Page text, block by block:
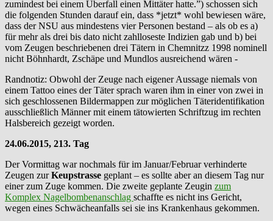
zumindest bei einem Überfall einen Mittäter hatte.”) schossen sich
die folgenden Stunden darauf ein, dass *jetzt* wohl bewiesen wäre,
dass der NSU aus mindestens vier Personen bestand – als ob es a)
für mehr als drei bis dato nicht zahlloseste Indizien gab und b) bei
vom Zeugen beschriebenen drei Tätern in Chemnitzz 1998 nominell
nicht Böhnhardt, Zschäpe und Mundlos ausreichend wären -
Randnotiz: Obwohl der Zeuge nach eigener Aussage niemals von
einem Tattoo eines der Täter sprach waren ihm in einer von zwei in
sich geschlossenen Bildermappen zur möglichen Täteridentifikation
ausschließlich Männer mit einem tätowierten Schriftzug im rechten
Halsbereich gezeigt worden.
24.06.2015, 213. Tag
Der Vormittag war nochmals für im Januar/Februar verhinderte
Zeugen zurKeupstrasse geplant – es sollte aber an diesem Tag nur
einer zum Zuge kommen. Die zweite geplante Zeugin zum
Komplex Nagelbombenanschlag schaffte es nicht ins Gericht,
wegen eines Schwächeanfalls sei sie ins Krankenhaus gekommen.